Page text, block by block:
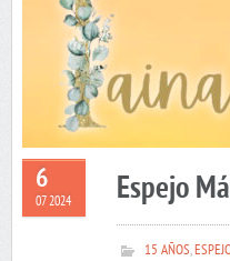
6
07 2024 Espejo
15 AÑOS,